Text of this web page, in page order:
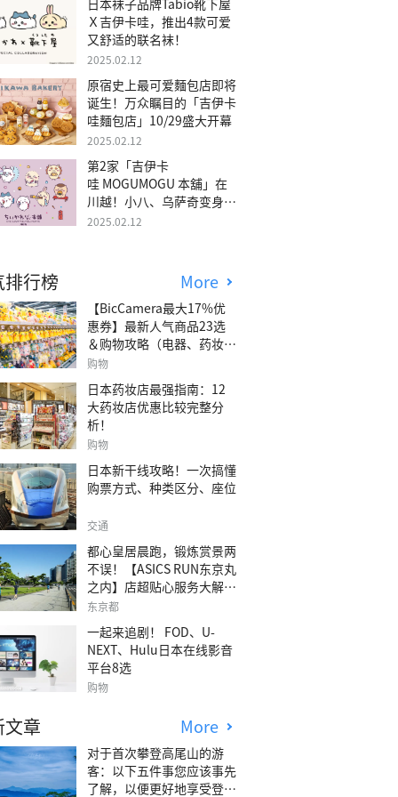
日本袜子品牌Tabio靴下屋
Ｘ吉伊卡哇，推出4款可爱
又舒适的联名袜！
2025.02.12
原宿史上最可爱麵包店即将
诞生！万众瞩目的「吉伊卡
哇麵包店」10/29盛大开幕
2025.02.12
第2家「吉伊卡
哇 MOGUMOGU 本舖」在
川越！小八、乌萨奇变身可
爱地瓜！
2025.02.12
行榜 More
【BicCamera最大17%优
惠券】最新人气商品23选
＆购物攻略（电器、药妆、
玩具等）
购物
日本药妆店最强指南：12
大药妆店优惠比较完整分
析！
购物
日本新干线攻略！一次搞懂
购票方式、种类区分、座位
交通
都心皇居晨跑，锻炼赏景两
不误！【ASICS RUN东京丸
之内】店超贴心服务大解
析！
东京都
一起来追剧！ FOD、U-
NEXT、Hulu日本在线影音
平台8选
购物
章 More
对于首次攀登高尾山的游
客：以下五件事您应该事先
了解，以便更好地享受登山